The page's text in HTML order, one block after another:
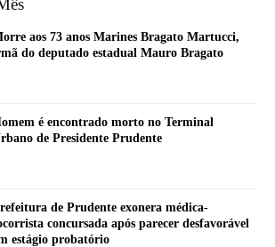
aos 73 anos Marines Bragato Martucci,
do deputado estadual Mauro Bragato
é encontrado morto no Terminal
de Presidente Prudente
de Prudente exonera médica-
concursada após parecer desfavorável
estágio probatório